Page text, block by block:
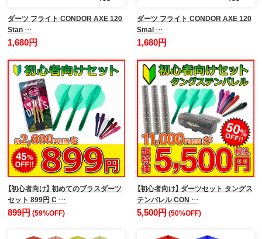
ダーツ フライト CONDOR AXE 120
Stan …
1,680円
ダーツ フライト CONDOR AXE 120
Smal …
1,680円
【初心者向け】 初めてのブラスダーツ
セット 899円 C …
899円(59%OFF)
【初心者向け】 ダーツセット タングス
テンバレル CON …
5,500円 (50%OFF)